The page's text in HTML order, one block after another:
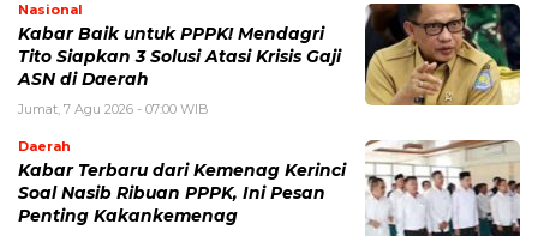
Nasional
Kabar Baik untuk PPPK! Mendagri
Tito Siapkan 3 Solusi Atasi Krisis Gaji
ASN di Daerah
Jumat, 7 Agu 2026 - 07:00 WIB
Daerah
Kabar Terbaru dari Kemenag Kerinci
Soal Nasib Ribuan PPPK, Ini Pesan
Penting Kakankemenag